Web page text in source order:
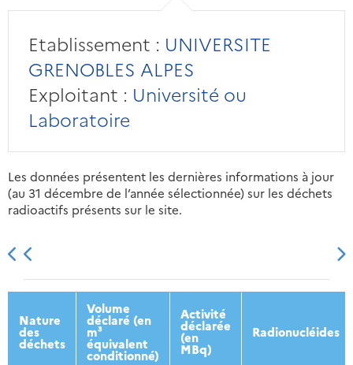
Etablissement : UNIVERSITE
GRENOBLES ALPES
Exploitant : Université ou
Laboratoire
Les données présentent les dernières informations à jour
(au 31 décembre de l’année sélectionnée) sur les déchets
radioactifs présents sur le site.
2013 2014 2015 2016
Nature
des
déchets
Volume
déclaré (en
m³
équivalent
conditionné)
Activité
déclarée
(en
MBq)
Radionucléides